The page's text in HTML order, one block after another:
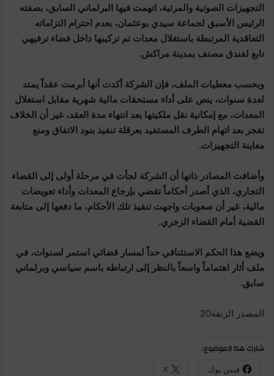
التجهيزات الصوتية والمرئية، اتهمت فيها البرلماني السابق، بصفته
الرئيس الأسبق لجماعة سيدي بوعثمان، بعدم احترام التزاماته
التعاقدية المرتبطة باستغلال معدات تم تركيبها داخل فضاء ترفيهي
تابع لفندق مصنف بمدينة مراكش.
وبحسب معطيات الملف، فإن الشركة أكدت أنها أبرمت عقداً يمتد
لعدة سنوات، ينص على أداء مستحقات مالية شهرية مقابل استغلال
المعدات، مع إمكانية نقل ملكيتها بعد انتهاء مدة العقد، غير أن الخلاف
تفجر بعد اتهام الطرف المستفيد بعرقلة تنفيذ بنود الاتفاق ومنع
معاينة التجهيزات.
وأضافت المصادر ذاتها أن الشركة لجأت في مرحلة أولى إلى القضاء
التجاري، الذي أصدر أحكاماً تقضي بإرجاع المعدات وأداء تعويضات
مالية، غير أن صعوبات واجهت تنفيذ تلك الأحكام، ما دفعها إلى متابعة
القضية أمام القضاء الزجري.
ويضع هذا الحكم الاستئنافي حداً لمسار قضائي استمر لسنوات، في
ملف أثار اهتماماً واسعاً بالنظر إلى ارتباطه باسم سياسي وبرلماني
سابق.
المصدر الزنقة20
شارك هذا الموضوع:
فيس بوك X